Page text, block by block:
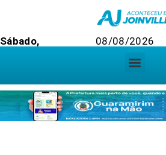
Sábado, 08/08/2026